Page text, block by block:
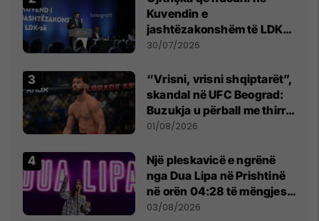
Kuvendin e
jashtëzakonshëm të LDK-
së
30/07/2026
“Vrisni, vrisni shqiptarët”,
skandal në UFC Beograd:
Buzukja u përball me thirrje
anti-shqiptare nga
01/08/2026
Një pleskavicë e ngrënë
nga Dua Lipa në Prishtinë
në orën 04:28 të mëngjesit
- dhe bota digjitale serbe
03/08/2026